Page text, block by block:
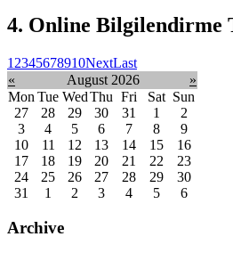
4. Online Bilgilendirme
1 2345678910NextLast
«
August 2026
»
Mon Tue WedThu Fri Sat Sun
27
28 29 30 31 1
2
3
4 5 6 7 8
9
10
11 12 13 14 15
16
17
18 19 20 21 22
23
24
25 26 27 28 29
30
31
1 2 3 4 5 6
Archive